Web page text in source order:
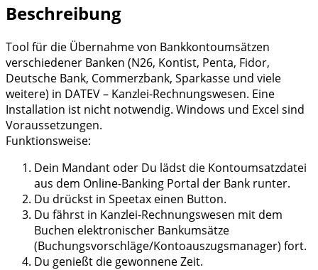
Beschreibung
Tool für die Übernahme von Bankkontoumsätzen
verschiedener Banken (N26, Kontist, Penta, Fidor,
Deutsche Bank, Commerzbank, Sparkasse und viele
weitere) in DATEV – Kanzlei-Rechnungswesen. Eine
Installation ist nicht notwendig. Windows und Excel sind
Voraussetzungen.
Funktionsweise:
Dein Mandant oder Du lädst die Kontoumsatzdatei
aus dem Online-Banking Portal der Bank runter.
Du drückst in Speetax einen Button.
Du fährst in Kanzlei-Rechnungswesen mit dem
Buchen elektronischer Bankumsätze
(Buchungsvorschläge/Kontoauszugsmanager) fort.
Du genießt die gewonnene Zeit.